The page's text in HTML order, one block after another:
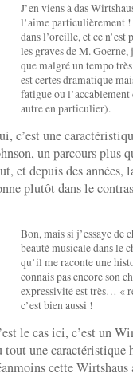
J’en viens à das
l’aime particulièrement
dans l’oreille, et ce
les graves de M. Goerne,
que malgré un tempo
est certes dramatique
fatigue ou
autre en particulier).
c’est une
un parcours plus
et depuis des
plutôt dans le
Bon, mais si j’essaye de
beauté musicale dans le
qu’il me raconte une
connais pas encore son
expressivité est très… «
c’est bien aussi !
le cas ici, c’est un
tout une caractéristique
cette